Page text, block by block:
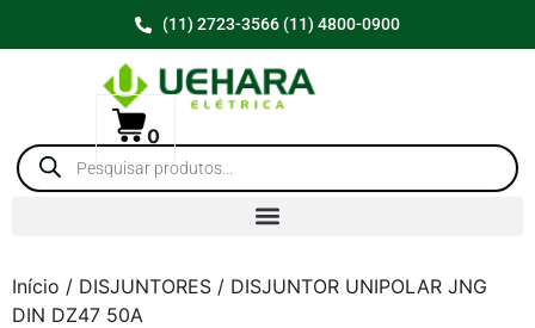
(11) 2723-3566 (11) 4800-0900
0
Início / DISJUNTORES / DISJUNTOR UNIPOLAR JNG
DIN DZ47 50A